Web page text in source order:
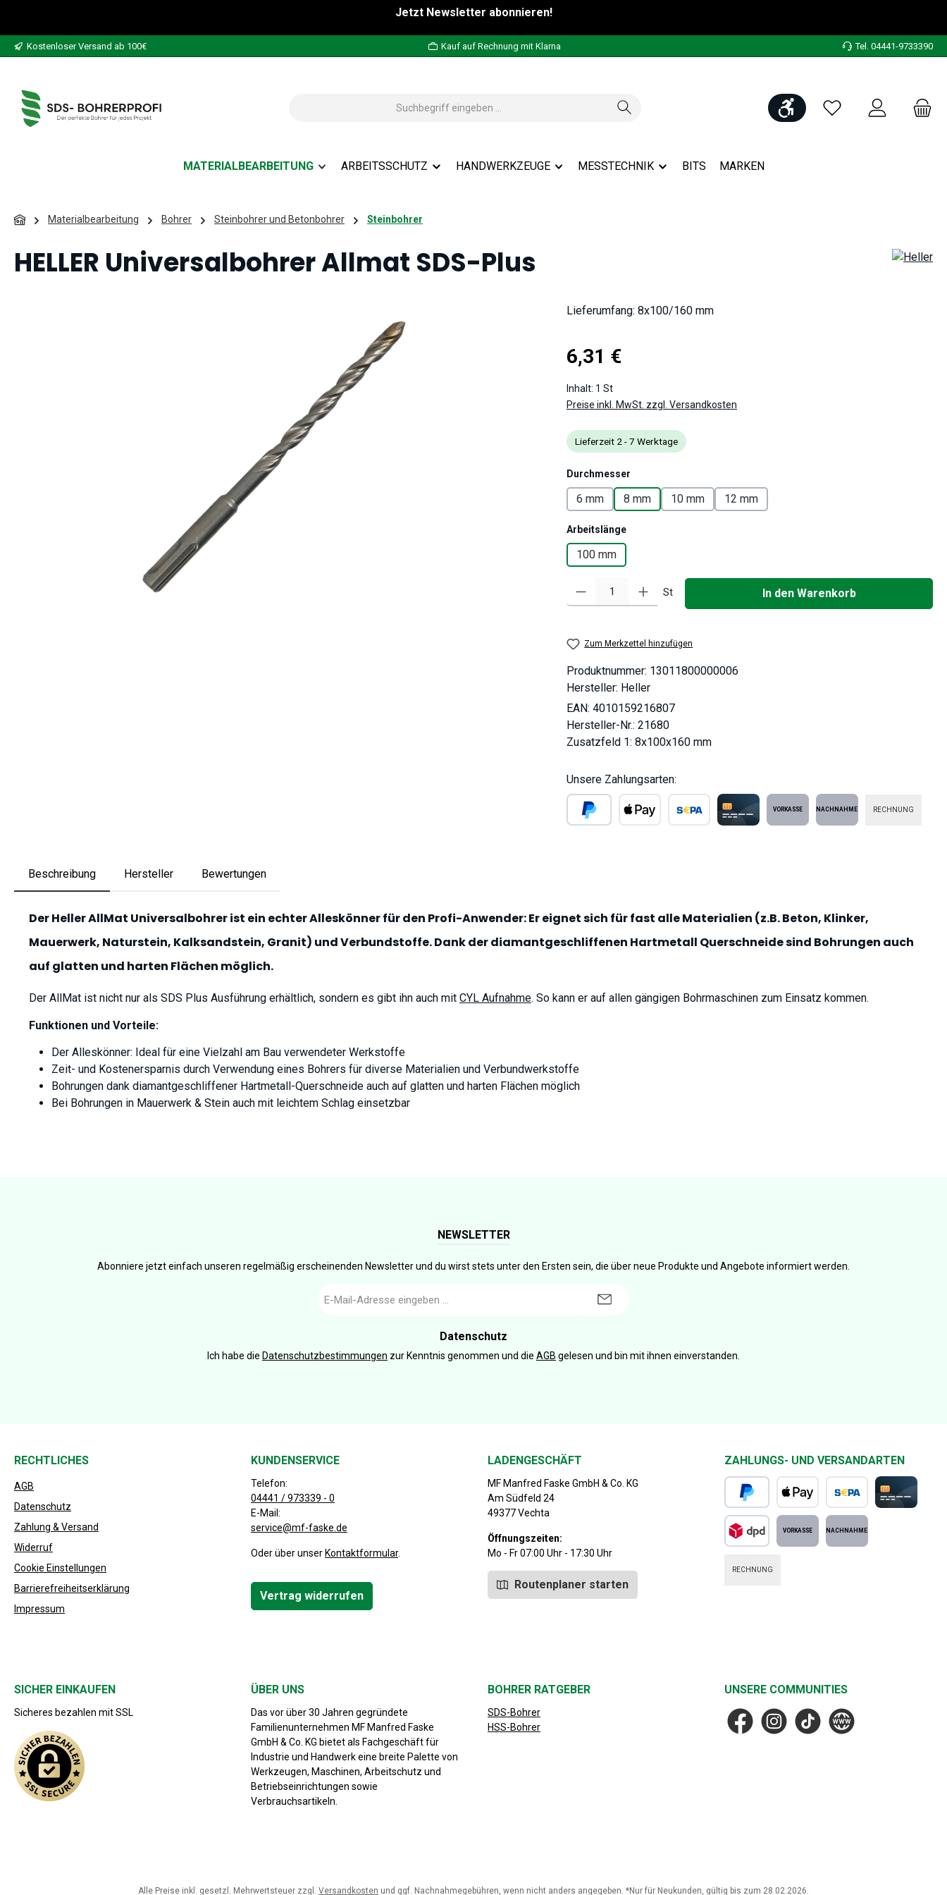
Jetzt Newsletter abonnieren!
Kostenloser Versand ab 100€ Kauf auf Rechnung mit Klarna Tel. 04441-9733390
Werkzeugleiste anzeigen
Du hast 0 Produkte
MATERIALBEARBEITUNG ARBEITSSCHUTZ HANDWERKZEUGE MESSTECHNIK BITS MARKEN
Materialbearbeitung Bohrer Steinbohrer und Betonbohrer Steinbohrer
HELLER Universalbohrer Allmat SDS-Plus
Lieferumfang: 8x100/160 mm
Regulärer Preis:
6,31 €
Inhalt: 1 St
Preise inkl. MwSt. zzgl. Versandkosten
Lieferzeit 2 - 7 Werktage
Durchmesser
6 mm 8 mm 10 mm 12 mm
Arbeitslängeauswählen
100 mm
Produkt Anzahl: Gib den gewünschten Wert ein oder benutze die Schaltflächen um
St In den Warenkorb
Zum Merkzettel hinzufügen
Produktnummer: 13011800000006
Hersteller: Heller
EAN: 4010159216807
Hersteller-Nr.: 21680
Zusatzfeld 1: 8x100x160 mm
Unsere Zahlungsarten:
RECHNUNG
Beschreibung Hersteller Bewertungen
Der Heller AllMat Universalbohrer ist ein echter Alleskönner für den Profi-Anwender: Er eignet sich für fast alle Materialien (z.B. Beton, Klinker,
Mauerwerk, Naturstein, Kalksandstein, Granit) und Verbundstoffe. Dank der diamantgeschliffenen Hartmetall Querschneide sind Bohrungen auch
auf glatten und harten Flächen möglich.
Der AllMat ist nicht nur als SDS Plus Ausführung erhältlich, sondern es gibt ihn auch mit CYL Aufnahme. So kann er auf allen gängigen Bohrmaschinen zum Einsatz kommen.
Funktionen und Vorteile:
Der Alleskönner: Ideal für eine Vielzahl am Bau verwendeter Werkstoffe
Zeit- und Kostenersparnis durch Verwendung eines Bohrers für diverse Materialien und Verbundwerkstoffe
Bohrungen dank diamantgeschliffener Hartmetall-Querschneide auch auf glatten und harten Flächen möglich
Bei Bohrungen in Mauerwerk & Stein auch mit leichtem Schlag einsetzbar
NEWSLETTER
Abonniere jetzt einfach unseren regelmäßig erscheinenden Newsletter und du wirst stets unter den Ersten sein, die über neue Produkte und Angebote informiert werden.
Mail-
Datenschutz
Ich habe die Datenschutzbestimmungen zur Kenntnis genommen und die AGB gelesen und bin mit ihnen einverstanden.
RECHTLICHES
AGB
Datenschutz
Zahlung & Versand
Widerruf
Cookie Einstellungen
Barrierefreiheitserklärung
Impressum
KUNDENSERVICE
Telefon:
04441 / 973339 - 0
E-Mail:
service@mf-faske.de
Oder über unser Kontaktformular.
Vertrag widerrufen
LADENGESCHÄFT
MF Manfred Faske GmbH & Co. KG
Am Südfeld 24
49377 Vechta
Öffnungszeiten:
Mo - Fr 07:00 Uhr - 17:30 Uhr
Routenplaner starten
ZAHLUNGS- UND VERSANDARTEN
PayPal Apple Pay SEPA Lastschrift
RECHNUNG
SICHER EINKAUFEN
Sicheres bezahlen mit SSL
ÜBER UNS
Das vor über 30 Jahren gegründete
Familienunternehmen MF Manfred Faske
GmbH & Co. KG bietet als Fachgeschäft für
Industrie und Handwerk eine breite Palette von
Werkzeugen, Maschinen, Arbeitschutz und
Betriebseinrichtungen sowie
Verbrauchsartikeln.
BOHRER RATGEBER
SDS-Bohrer
HSS-Bohrer
UNSERE COMMUNITIES
FacebookInstagramTikTok MF Faske
Alle Preise inkl. gesetzl. Mehrwertsteuer zzgl. Versandkosten und ggf. Nachnahmegebühren, wenn nicht anders angegeben. *Nur für Neukunden, gültig bis zum 28.02.2026.